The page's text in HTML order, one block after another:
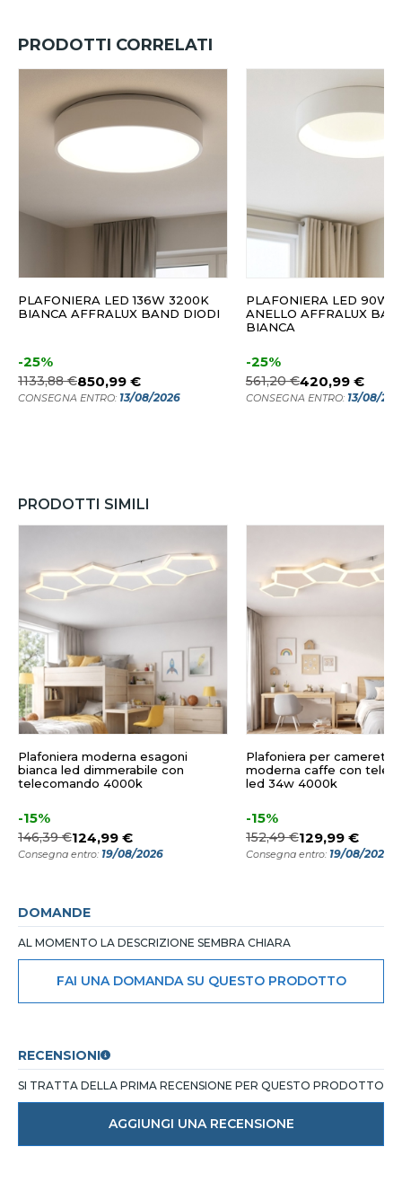
PRODOTTI CORRELATI
PLAFONIERA LED 136W 3200K
BIANCA AFFRALUX BAND DIODI
-25%
1133,88 €850,99 €
CONSEGNA ENTRO: 13/08/2026
PLAFONIERA LED 90W
ANELLO AFFRALUX
BIANCA
-25%
561,20 €420,99 €
CONSEGNA ENTRO: 13/08/
PRODOTTI SIMILI
Plafoniera moderna esagoni
bianca led dimmerabile con
telecomando 4000k
-15%
146,39 €124,99 €
Consegna entro: 19/08/2026
Plafoniera per cameretta
moderna caffe con
led 34w 4000k
-15%
152,49 €129,99 €
Consegna entro: 19/08/2026
DOMANDE
AL MOMENTO LA DESCRIZIONE SEMBRA CHIARA
FAI UNA DOMANDA SU QUESTO PRODOTTO
RECENSIONI
SI TRATTA DELLA PRIMA RECENSIONE PER QUESTO PRODOTTO
AGGIUNGI UNA RECENSIONE